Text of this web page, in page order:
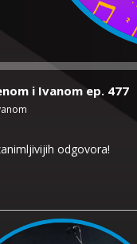
i Ivanom ep. 477
odgovora!